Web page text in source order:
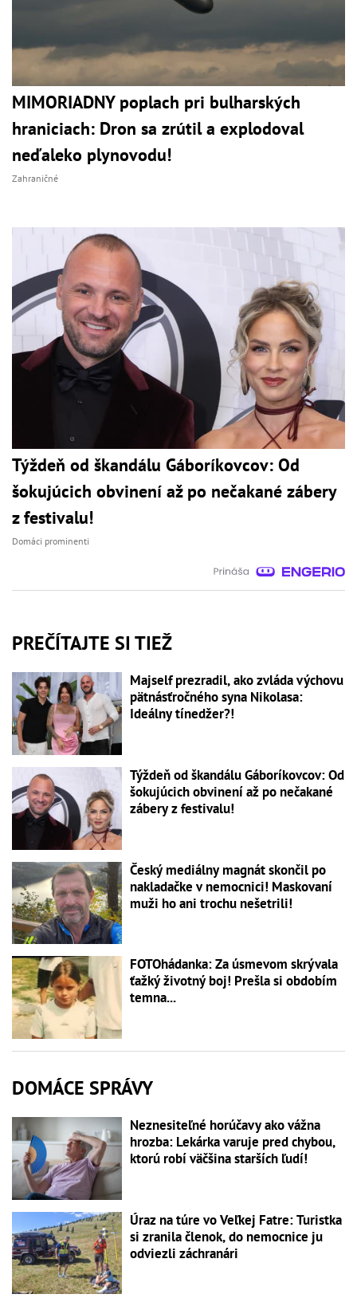
MIMORIADNY poplach pri bulharských
hraniciach: Dron sa zrútil a explodoval
neďaleko plynovodu!
Zahraničné
Týždeň od škandálu Gáboríkovcov: Od
šokujúcich obvinení až po nečakané zábery
z festivalu!
Domáci prominenti
PREČÍTAJTE SI TIEŽ
Majself prezradil, ako zvláda výchovu
pätnásťročného syna Nikolasa:
Ideálny tínedžer?!
Týždeň od škandálu Gáboríkovcov: Od
šokujúcich obvinení až po nečakané
zábery z festivalu!
Český mediálny magnát skončil po
nakladačke v nemocnici! Maskovaní
muži ho ani trochu nešetrili!
FOTOhádanka: Za úsmevom skrývala
ťažký životný boj! Prešla si obdobím
temna...
DOMÁCE SPRÁVY
Neznesiteľné horúčavy ako vážna
hrozba: Lekárka varuje pred chybou,
ktorú robí väčšina starších ľudí!
Úraz na túre vo Veľkej Fatre: Turistka
si zranila členok, do nemocnice ju
odviezli záchranári